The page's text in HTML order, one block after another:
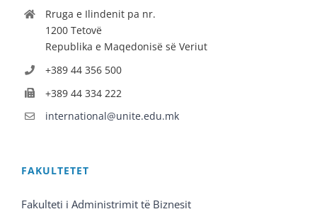
Rruga e Ilindenit pa nr.
1200 Tetovë
Republika e Maqedonisë së Veriut
+389 44 356 500
+389 44 334 222
international@unite.edu.mk
FAKULTETET
Fakulteti i Administrimit të Biznesit